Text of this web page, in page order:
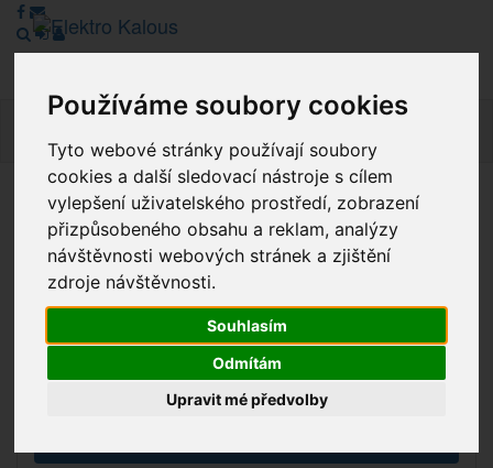
Používáme soubory cookies
Tyto webové stránky používají soubory
cookies a další sledovací nástroje s cílem
vylepšení uživatelského prostředí, zobrazení
přizpůsobeného obsahu a reklam, analýzy
návštěvnosti webových stránek a zjištění
zdroje návštěvnosti.
Souhlasím
Odmítám
Upravit mé předvolby
Vážení zákazníci, v tuto chvíli je Náš internetový obchod v
režimu Katalogu. Objednávky on-line nyní nelze vyřídit.
Děkujeme za pochopení.
Výprodej